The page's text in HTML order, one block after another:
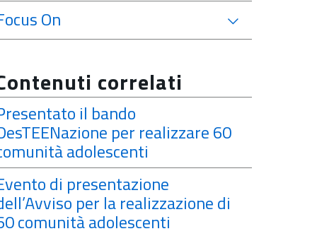
On
correlati
il bando
per realizzare 60
adolescenti
di presentazione
per la realizzazione di
comunità adolescenti